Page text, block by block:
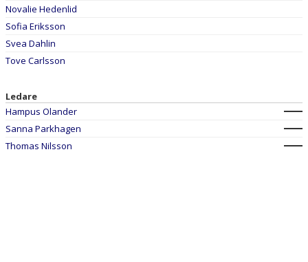
Novalie Hedenlid
Sofia Eriksson
Svea Dahlin
Tove Carlsson
Ledare
Hampus Olander
Sanna Parkhagen
Thomas Nilsson